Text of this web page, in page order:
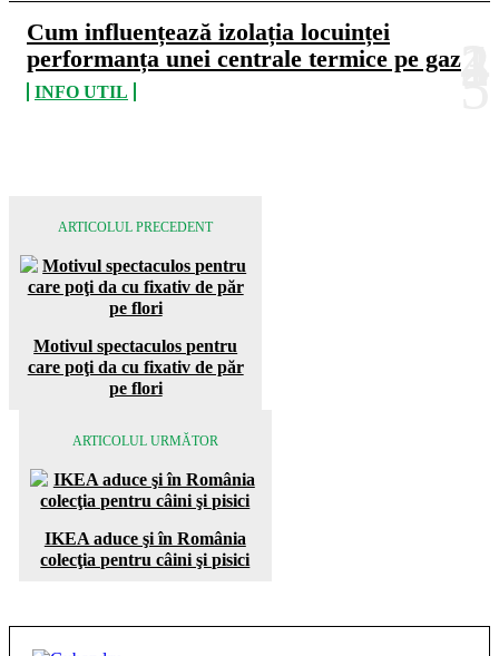
Cum influențează izolația locuinței
performanța unei centrale termice pe gaz
INFO UTIL
ARTICOLUL PRECEDENT
Motivul spectaculos pentru
care poţi da cu fixativ de păr
pe flori
ARTICOLUL URMĂTOR
IKEA aduce şi în România
colecţia pentru câini şi pisici